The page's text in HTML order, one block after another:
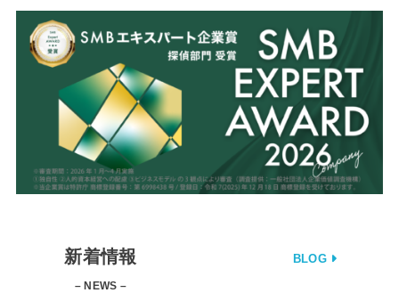
新着情報
– NEWS –
BLOG